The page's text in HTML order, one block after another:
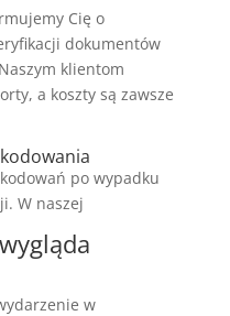
Cię o
dokumentów
klientom
a koszty są zawsze
po wypadku
W naszej
w